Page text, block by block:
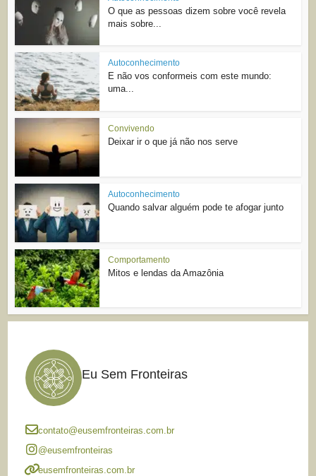
O que as pessoas dizem sobre você revela
mais sobre...
Autoconhecimento
E não vos conformeis com este mundo:
uma...
Convivendo
Deixar ir o que já não nos serve
Autoconhecimento
Quando salvar alguém pode te afogar junto
Comportamento
Mitos e lendas da Amazônia
Eu Sem Fronteiras
contato@eusemfronteiras.com.br
@eusemfronteiras
eusemfronteiras.com.br